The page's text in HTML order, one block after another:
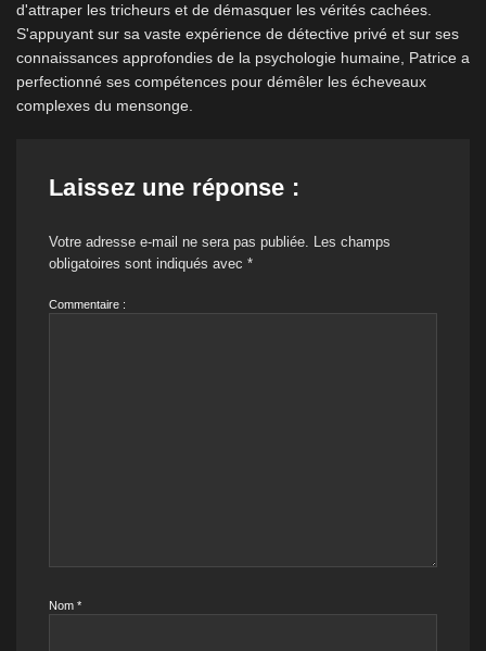
d'attraper les tricheurs et de démasquer les vérités cachées.
S'appuyant sur sa vaste expérience de détective privé et sur ses
connaissances approfondies de la psychologie humaine, Patrice a
perfectionné ses compétences pour démêler les écheveaux
complexes du mensonge.
Laissez une réponse :
Votre adresse e-mail ne sera pas publiée. Les champs
obligatoires sont indiqués avec *
Commentaire :
Nom *